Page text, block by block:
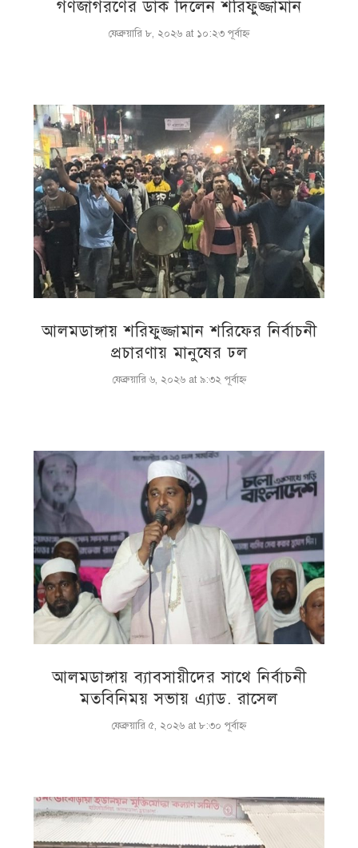
গণজাগরণের ডাক দিলেন শরিফুজ্জামান
ফেব্রুয়ারি ৮, ২০২৬ at ১০:২৩ পূর্বাহ্ণ
আলমডাঙ্গায় শরিফুজ্জামান শরিফের নির্বাচনী
প্রচারণায় মানুষের ঢল
ফেব্রুয়ারি ৬, ২০২৬ at ৯:৩২ পূর্বাহ্ণ
আলমডাঙ্গায় ব্যাবসায়ীদের সাথে নির্বাচনী
মতবিনিময় সভায় এ্যাড. রাসেল
ফেব্রুয়ারি ৫, ২০২৬ at ৮:৩০ পূর্বাহ্ণ